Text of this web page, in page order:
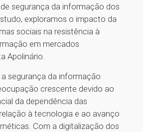
segurança da informação dos
exploramos o impacto da
sociais na resistência à
em mercados
Apolinário.
segurança da informação
crescente devido ao
da dependência das
à tecnologia e ao avanço
Com a digitalização dos